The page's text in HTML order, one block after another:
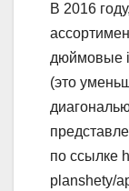
В 2016
дюймовые
(это
по ссылке
planshety/